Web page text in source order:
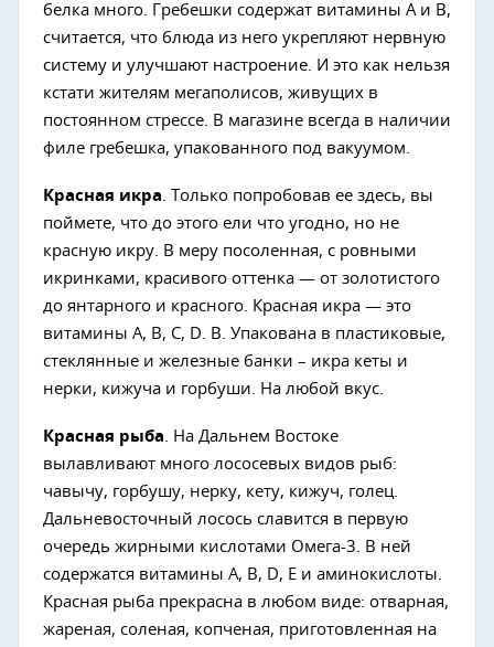
белка много. Гребешки содержат витамины А и В,
считается, что блюда из него укрепляют нервную
систему и улучшают настроение. И это как нельзя
кстати жителям мегаполисов, живущих в
постоянном стрессе. В магазине всегда в наличии
филе гребешка, упакованного под вакуумом.
Красная икра . Только попробовав ее здесь, вы
поймете, что до этого ели что угодно, но не
красную икру. В меру посоленная, с ровными
икринками, красивого оттенка — от золотистого
до янтарного и красного. Красная икра — это
витамины А, В, С, D. В. Упакована в пластиковые,
стеклянные и железные банки – икра кеты и
нерки, кижуча и горбуши. На любой вкус.
Красная рыба . На Дальнем Востоке
вылавливают много лососевых видов рыб:
чавычу, горбушу, нерку, кету, кижуч, голец.
Дальневосточный лосось славится в первую
очередь жирными кислотами Омега-3. В ней
содержатся витамины А, В, D, E и аминокислоты.
Красная рыба прекрасна в любом виде: отварная,
жареная, соленая, копченая, приготовленная на